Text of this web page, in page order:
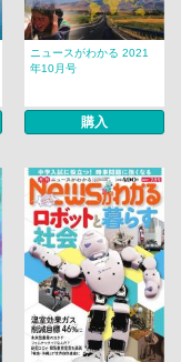
ニュースがわかる 2021
年10月号
購入